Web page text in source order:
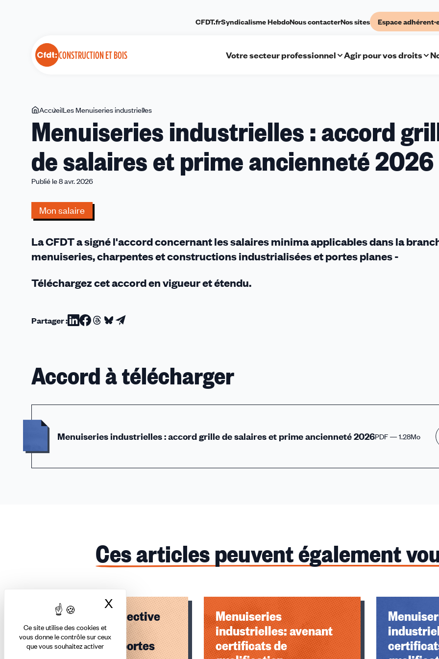
Ce site utilise des cookies et
vous donne le contrôle sur ceux
que vous souhaitez activer
X Masquer le bandeau des cookies
CONSTRUCTION ET BOIS
CFDT.frSyndicalisme HebdoNous contacterNos sites Espace
Votre secteur professionnel Agir pour vos droits
Vous
êtes
ici
AccueilLes Menuiseries industrielles
industrielles
:
grille
Menuiseries industrielles : accord
de salaires et prime ancienneté 2026
Publié le 8 avr. 2026
Mon salaire
La CFDT a signé l'accord concernant les salaires minima applicables dans la
menuiseries, charpentes et constructions industrialisées et portes planes -
Téléchargez cet accord en vigueur et étendu.
Partager :Partager
Partager
Partager
Partager
Partager
Accord à télécharger
Menuiseries industrielles : accord grille de salaires et prime ancienneté 2026PDF — 1.28Mo
Ces articles peuvent également
Convention collective
menuiseries,
charpentes et portes
Menuiseries
industrielles: avenant
certificats de